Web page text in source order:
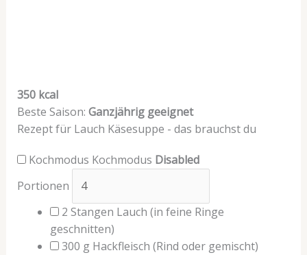
350 kcal
Beste Saison: Ganzjährig geeignet
Rezept für Lauch Käsesuppe - das brauchst du
Kochmodus Kochmodus Disabled
Portionen
2 Stangen Lauch (in feine Ringe
geschnitten)
300 gHackfleisch (Rind oder gemischt)